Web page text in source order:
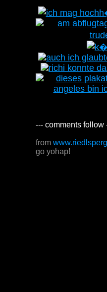
--- comments follow
from
go yohap!